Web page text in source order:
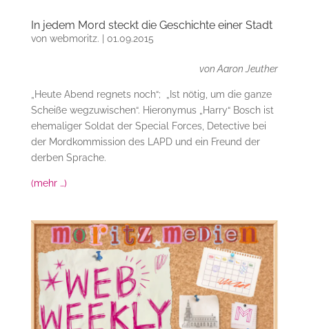
In jedem Mord steckt die Geschichte einer Stadt
von webmoritz. | 01.09.2015
von Aaron Jeuther
„Heute Abend regnets noch“; „Ist nötig, um die ganze
Scheiße wegzuwischen“. Hieronymus „Harry“ Bosch ist
ehemaliger Soldat der Special Forces, Detective bei
der Mordkommission des LAPD und ein Freund der
derben Sprache.
(mehr …)